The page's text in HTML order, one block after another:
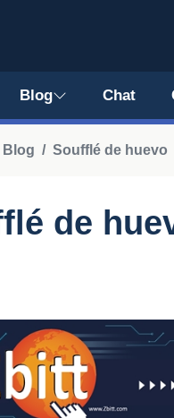
Blog Chat
Blog Soufflé de huevo
de